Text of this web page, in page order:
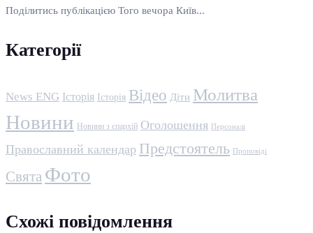
Поділитись публікацією Того вечора Київ...
Категорії
News ENG Історія Історія Відео Діти Молитва
Новини Новини з єпархій Оголошення Персоналі
Православний календар Предстоятель Проповіді
Свята Фото
Схожі повідомлення